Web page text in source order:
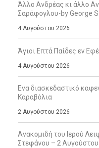
Άλλο Ανδρέας κι άλλο
Σαράφογλου-by George
4 Αυγούστου 2026
Άγιοι Επτά Παίδες εν
4 Αυγούστου 2026
Ενα διασκεδαστικό
Καραβόλια
2 Αυγούστου 2026
Ανακομιδή του Ιερού
Στεφάνου – 2 Αυγούστου